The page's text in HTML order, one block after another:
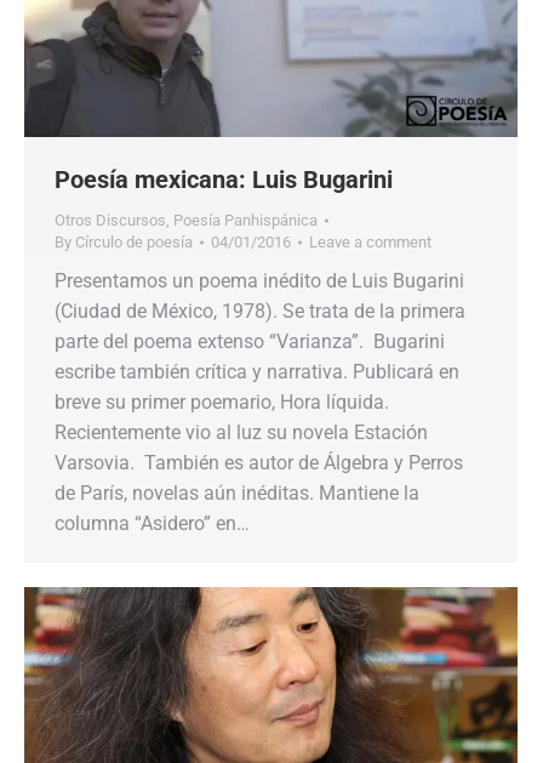
Poesía mexicana: Luis Bugarini
Otros Discursos, Poesía Panhispánica
By Círculo de poesía 04/01/2016 Leave a comment
Presentamos un poema inédito de Luis Bugarini
(Ciudad de México, 1978). Se trata de la primera
parte del poema extenso “Varianza”. Bugarini
escribe también crítica y narrativa. Publicará en
breve su primer poemario, Hora líquida.
Recientemente vio al luz su novela Estación
Varsovia. También es autor de Álgebra y Perros
de París, novelas aún inéditas. Mantiene la
columna “Asidero” en…